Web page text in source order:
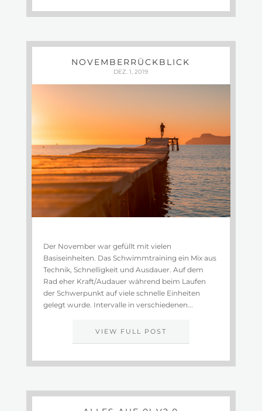
NOVEMBERRÜCKBLICK
DEZ. 1, 2019
Der November war gefüllt mit vielen
Basiseinheiten. Das Schwimmtraining ein Mix aus
Technik, Schnelligkeit und Ausdauer. Auf dem
Rad eher Kraft/Audauer während beim Laufen
der Schwerpunkt auf viele schnelle Einheiten
gelegt wurde. Intervalle in verschiedenen...
VIEW FULL POST